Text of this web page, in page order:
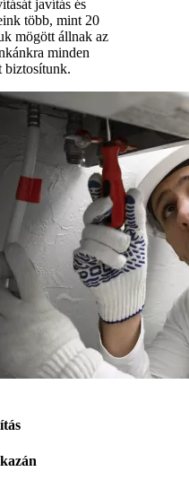
javítás és
több, mint 20
mögött állnak az
minden
biztosítunk.